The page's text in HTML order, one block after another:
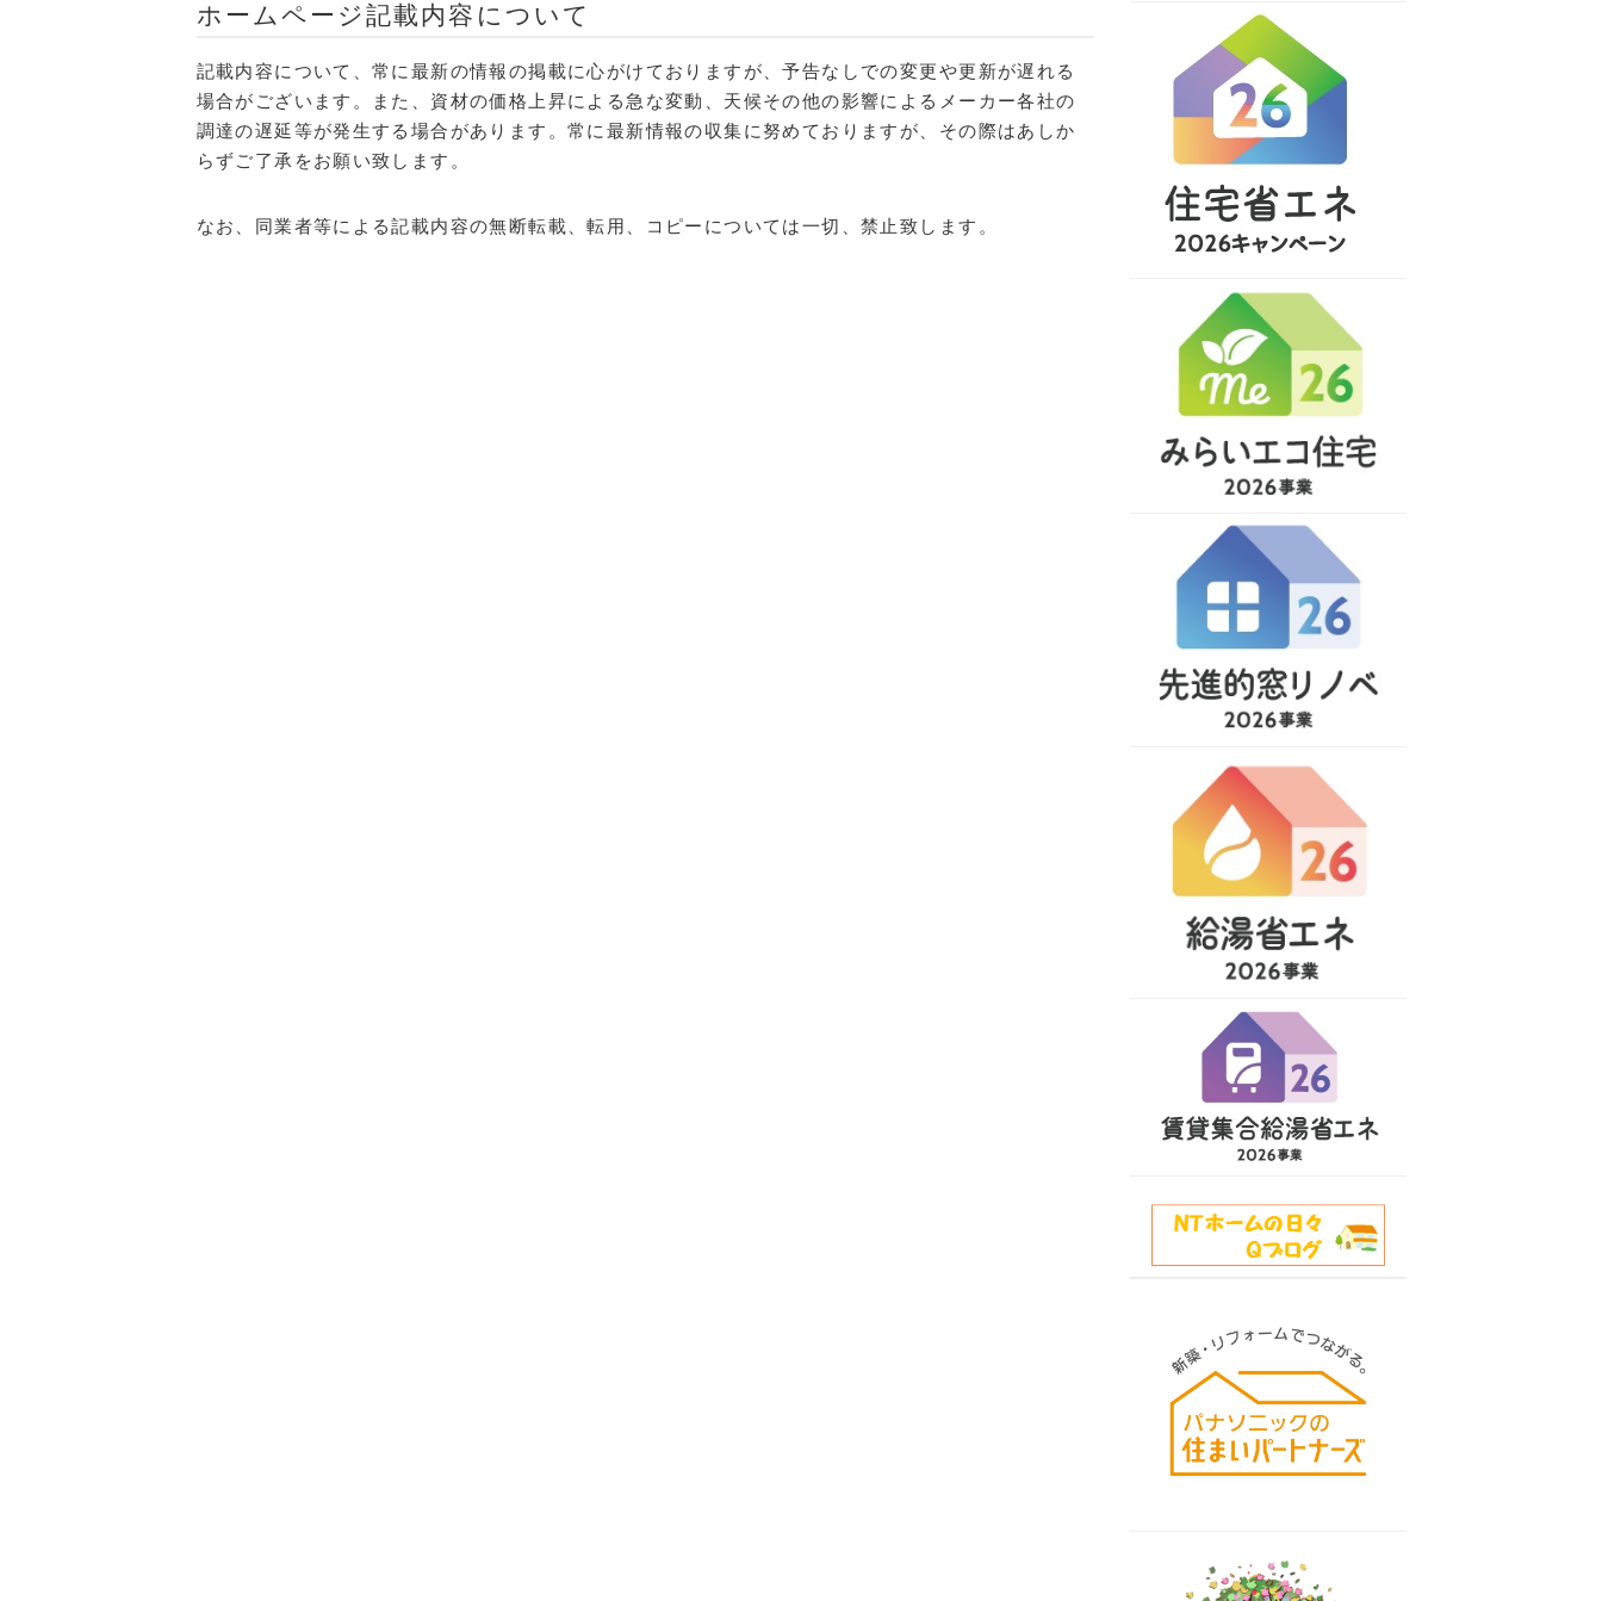
ホームページ記載内容について
記載内容について、常に最新の情報の掲載に心がけておりますが、予告なしでの変更や更新が遅れる
場合がございます。また、資材の価格上昇による急な変動、天候その他の影響によるメーカー各社の
調達の遅延等が発生する場合があります。常に最新情報の収集に努めておりますが、その際はあしか
らずご了承をお願い致します。
なお、同業者等による記載内容の無断転載、転用、コピーについては一切、禁止致します。